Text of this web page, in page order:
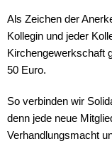
Als Zeichen der
Kollegin und jeder
Kirchengewerkschaft
50 Euro.
So verbinden wir
denn jede neue
Verhandlungsmacht